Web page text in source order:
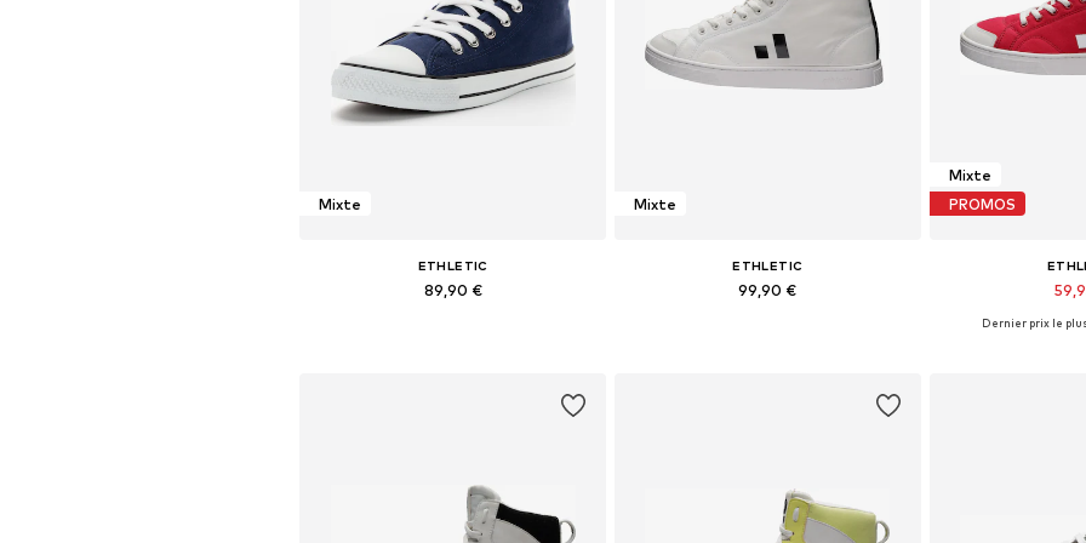
Mixte
ETHLETIC
89,90 €
Mixte
ETHLETIC
99,90 €
Mixte
PROMOS
Disponible en
Dernier prix le